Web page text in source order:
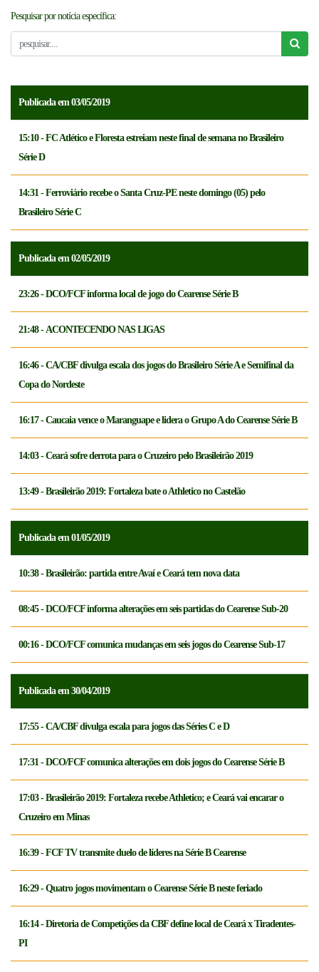
NOTICÍAS
CREDENCIAMENTO
Pesquisar por notícia específica:
Publicada em 03/05/2019
15:10 - FC Atlético e Floresta estreiam neste final de semana no Brasileiro
Série D
14:31 - Ferroviário recebe o Santa Cruz-PE neste domingo (05) pelo
Brasileiro Série C
Publicada em 02/05/2019
23:26 - DCO/FCF informa local de jogo do Cearense Série B
21:48 - ACONTECENDO NAS LIGAS
16:46 - CA/CBF divulga escala dos jogos do Brasileiro Série A e Semifinal da
Copa do Nordeste
16:17 - Caucaia vence o Maranguape e lidera o Grupo A do Cearense Série B
14:03 - Ceará sofre derrota para o Cruzeiro pelo Brasileirão 2019
13:49 - Brasileirão 2019: Fortaleza bate o Athletico no Castelão
Publicada em 01/05/2019
10:38 - Brasileirão: partida entre Avaí e Ceará tem nova data
08:45 - DCO/FCF informa alterações em seis partidas do Cearense Sub-20
00:16 - DCO/FCF comunica mudanças em seis jogos do Cearense Sub-17
Publicada em 30/04/2019
17:55 - CA/CBF divulga escala para jogos das Séries C e D
17:31 - DCO/FCF comunica alterações em dois jogos do Cearense Série B
17:03 - Brasileirão 2019: Fortaleza recebe Athletico; e Ceará vai encarar o
Cruzeiro em Minas
16:39 - FCF TV transmite duelo de líderes na Série B Cearense
16:29 - Quatro jogos movimentam o Cearense Série B neste feriado
16:14 - Diretoria de Competições da CBF define local de Ceará x Tiradentes-
PI